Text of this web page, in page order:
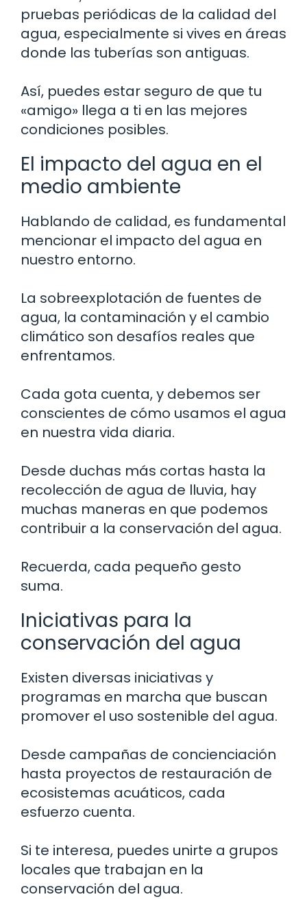
pruebas periódicas de la calidad del
agua, especialmente si vives en áreas
donde las tuberías son antiguas.
Así, puedes estar seguro de que tu
«amigo» llega a ti en las mejores
condiciones posibles.
El impacto del agua en el
medio ambiente
Hablando de calidad, es fundamental
mencionar el impacto del agua en
nuestro entorno.
La sobreexplotación de fuentes de
agua, la contaminación y el cambio
climático son desafíos reales que
enfrentamos.
Cada gota cuenta, y debemos ser
conscientes de cómo usamos el agua
en nuestra vida diaria.
Desde duchas más cortas hasta la
recolección de agua de lluvia, hay
muchas maneras en que podemos
contribuir a la conservación del agua.
Recuerda, cada pequeño gesto
suma.
Iniciativas para la
conservación del agua
Existen diversas iniciativas y
programas en marcha que buscan
promover el uso sostenible del agua.
Desde campañas de concienciación
hasta proyectos de restauración de
ecosistemas acuáticos, cada
esfuerzo cuenta.
Si te interesa, puedes unirte a grupos
locales que trabajan en la
conservación del agua.